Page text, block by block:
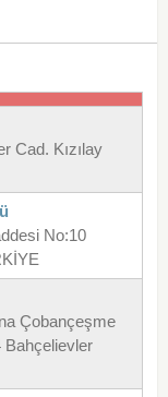
Cad. Kızılay
No:10
Çobançeşme
Bahçelievler